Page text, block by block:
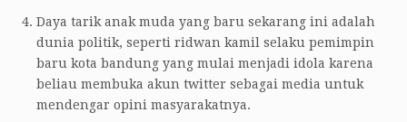
Daya tarik anak muda yang baru sekarang ini adalah
dunia politik, seperti ridwan kamil selaku pemimpin
baru kota bandung yang mulai menjadi idola karena
beliau membuka akun twitter sebagai media untuk
mendengar opini masyarakatnya.